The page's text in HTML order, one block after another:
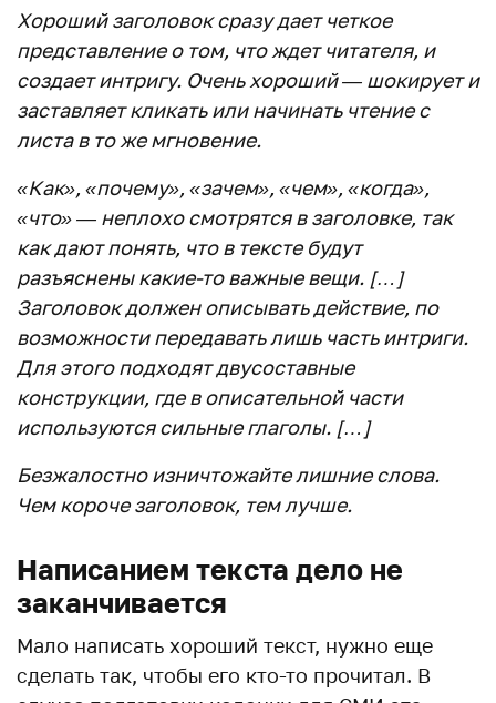
Хороший заголовок сразу дает четкое
представление о том, что ждет читателя, и
создает интригу. Очень хороший — шокирует и
заставляет кликать или начинать чтение с
листа в то же мгновение.
«Как», «почему», «зачем», «чем», «когда»,
«что» — неплохо смотрятся в заголовке, так
как дают понять, что в тексте будут
разъяснены какие-то важные вещи. […]
Заголовок должен описывать действие, по
возможности передавать лишь часть интриги.
Для этого подходят двусоставные
конструкции, где в описательной части
используются сильные глаголы. […]
Безжалостно изничтожайте лишние слова.
Чем короче заголовок, тем лучше.
Написанием текста дело не
заканчивается
Мало написать хороший текст, нужно еще
сделать так, чтобы его кто-то прочитал. В